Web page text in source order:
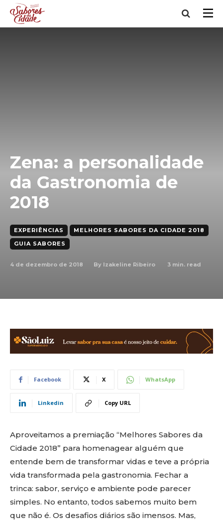
Zena: a personalidade
da Gastronomia de
2018
EXPERIÊNCIAS
MELHORES SABORES DA CIDADE 2018
GUIA SABORES
4 de dezembro de 2018 By Izakeline Ribeiro 3 min. read
Facebook X WhatsApp
Linkedin Copy URL
Aproveitamos a premiação “Melhores Sabores da
Cidade 2018” para homenagear alguém que
entende bem de transformar vidas e teve a própria
vida transformada pela gastronomia. Fechar a
trinca: sabor, serviço e ambiente pode parecer
simples. No entanto, todos sabemos muito bem
que não é. Os desafios diários são imensos. Mas,